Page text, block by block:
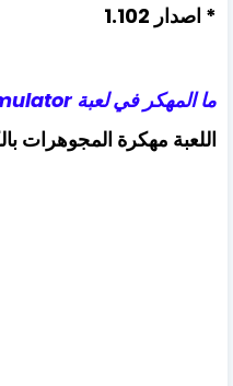
* اصدار 1.102
ما المهكر في لعبة Cooking Simulator:
اللعبة مهكرة المجوهرات